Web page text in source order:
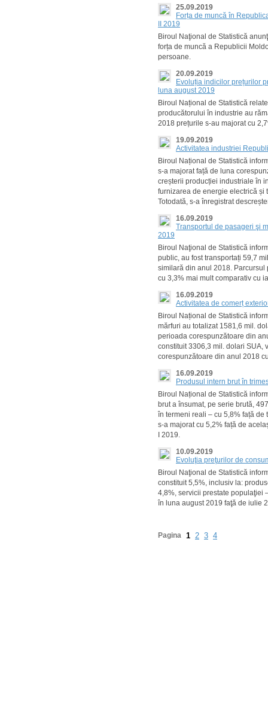
25.09.2019
Forța de muncă în
II 2019
Biroul Naţional de Statistică
forța de muncă a Republicii
persoane.
20.09.2019
Evoluția indicilor prețurilor
luna august 2019
Biroul Național de Statistică
producătorului în industrie au
2018 prețurile s-au majorat cu
19.09.2019
Activitatea industriei
Biroul Național de Statistică
s-a majorat față de luna
creșterii producției industriale în
furnizarea de energie electrică și
Totodată, s-a înregistrat
16.09.2019
Transportul de pasageri şi
2019
Biroul Naţional de Statistică
public, au fost transportați 59,7
similară din anul 2018.
cu 3,3% mai mult comparativ cu
16.09.2019
Activitatea de comerț
Biroul Național de Statistică
mărfuri au totalizat 1581,6 mil.
perioada corespunzătoare din
constituit 3306,3 mil. dolari SUA,
corespunzătoare din anul 2018
16.09.2019
Produsul intern brut în
Biroul Național de Statistică
brut a însumat, pe serie brută,
în termeni reali – cu 5,8% față de
s-a majorat cu 5,2% față de
I 2019.
10.09.2019
Evoluţia preţurilor de
Biroul Naţional de Statistică
constituit 5,5%, inclusiv la:
4,8%, servicii prestate populaţiei
în luna august 2019 faţă de iulie
Pagina 1 2 3 4